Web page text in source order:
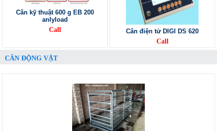
Cân kỹ thuật 600 g EB 200
anlyload
Call
Cân điện tử DIGI DS 620
Call
CÂN ĐỘNG VẬT